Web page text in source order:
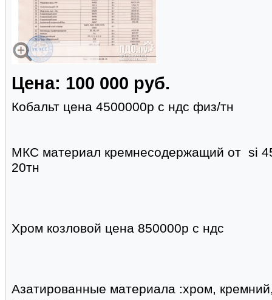
Цена: 100 000 руб.
Кобальт цена 4500000р с ндс физ/тн
МКС материал кремнесодержащий от si
20тн
Хром козловой цена 850000р с ндс
Азатированные материала :хром,